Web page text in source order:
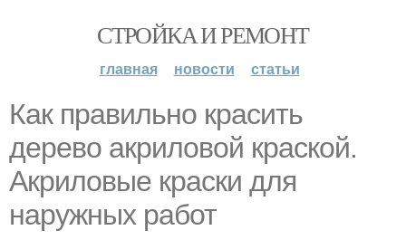
СТРОЙКА И РЕМОНТ
главная новости статьи
Как правильно красить
дерево акриловой краской.
Акриловые краски для
наружных работ